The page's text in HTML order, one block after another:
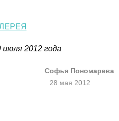
июля 2012 года
Софья Пономарева
28 мая 2012